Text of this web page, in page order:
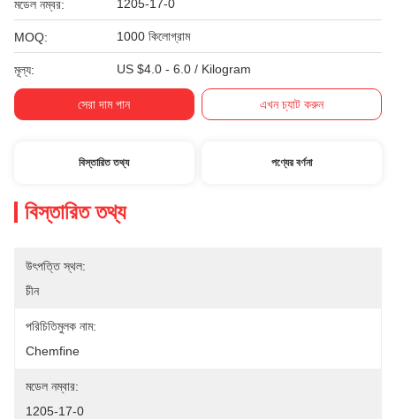
মডেল নম্বর: 1205-17-0
MOQ: 1000 কিলোগ্রাম
মূল্য: US $4.0 - 6.0 / Kilogram
সেরা দাম পান এখন চ্যাট করুন
বিস্তারিত তথ্য পণ্যের বর্ণনা
বিস্তারিত তথ্য
উৎপত্তি স্থল:
চীন
পরিচিতিমুলক নাম:
Chemfine
মডেল নম্বার:
1205-17-0